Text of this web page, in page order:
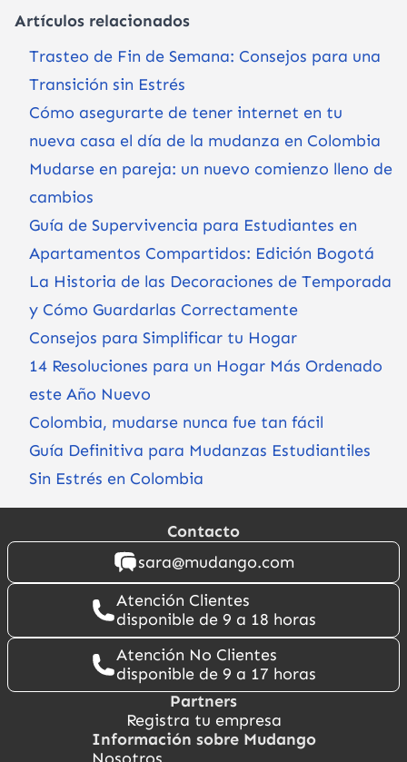
Artículos relacionados
Trasteo de Fin de Semana: Consejos para una
Transición sin Estrés
Cómo asegurarte de tener internet en tu
nueva casa el día de la mudanza en Colombia
Mudarse en pareja: un nuevo comienzo lleno de
cambios
Guía de Supervivencia para Estudiantes en
Apartamentos Compartidos: Edición Bogotá
La Historia de las Decoraciones de Temporada
y Cómo Guardarlas Correctamente
Consejos para Simplificar tu Hogar
14 Resoluciones para un Hogar Más Ordenado
este Año Nuevo
Colombia, mudarse nunca fue tan fácil
Guía Definitiva para Mudanzas Estudiantiles
Sin Estrés en Colombia
Contacto
sara@mudango.com
Atención Clientes
disponible de 9 a 18 horas
Atención No Clientes
disponible de 9 a 17 horas
Partners
Registra tu empresa
Información sobre Mudango